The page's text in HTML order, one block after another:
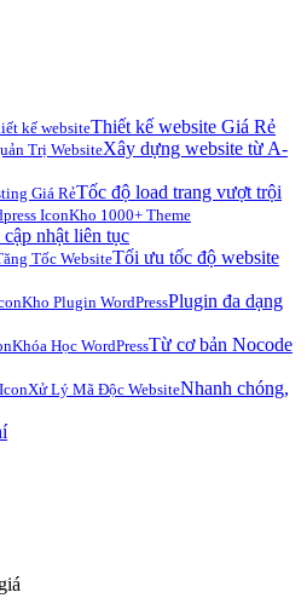
kế websiteThiết kế website Giá Rẻ
Trị WebsiteXây dựng website từ A-
Giá RẻTốc độ load trang vượt trội
Kho 1000+ Theme
nhật liên tục
Tốc WebsiteTối ưu tốc độ website
Kho Plugin WordPressPlugin đa dạng
Khóa Học WordPressTừ cơ bản Nocode
Xử Lý Mã Độc WebsiteNhanh chóng,